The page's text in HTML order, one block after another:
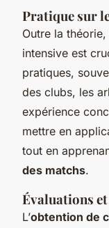
Pratique sur
Outre la théorie,
intensive est
pratiques,
des clubs, les
expérience
mettre en
tout en
des matchs.
Évaluations
L’obtention de